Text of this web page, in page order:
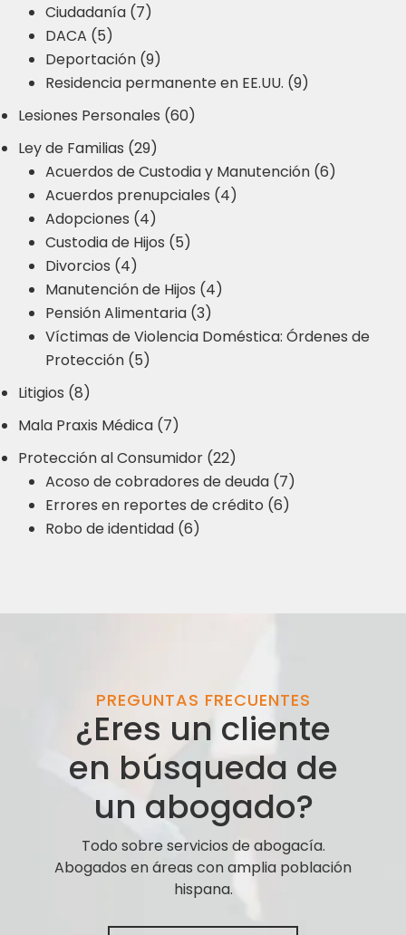
Ciudadanía (7)
DACA (5)
Deportación (9)
Residencia permanente en EE.UU. (9)
Lesiones Personales (60)
Ley de Familias (29)
Acuerdos de Custodia y Manutención (6)
Acuerdos prenupciales (4)
Adopciones (4)
Custodia de Hijos (5)
Divorcios (4)
Manutención de Hijos (4)
Pensión Alimentaria (3)
Víctimas de Violencia Doméstica: Órdenes de
Protección (5)
Litigios (8)
Mala Praxis Médica (7)
Protección al Consumidor (22)
Acoso de cobradores de deuda (7)
Errores en reportes de crédito (6)
Robo de identidad (6)
PREGUNTAS FRECUENTES
¿Eres un cliente
en búsqueda de
un abogado?
Todo sobre servicios de abogacía.
Abogados en áreas con amplia población
hispana.